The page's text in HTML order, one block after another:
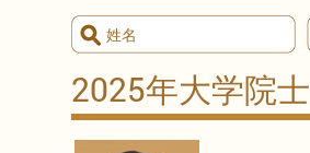
2025年大学院士